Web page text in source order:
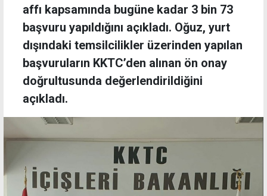
affı kapsamında bugüne kadar 3 bin 73
başvuru yapıldığını açıkladı. Oğuz, yurt
dışındaki temsilcilikler üzerinden yapılan
başvuruların KKTC’den alınan ön onay
doğrultusunda değerlendirildiğini
açıkladı.